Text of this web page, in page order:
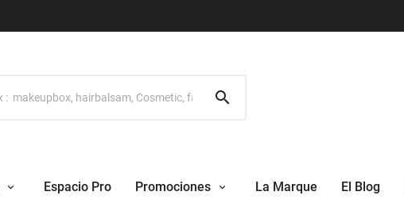

Espacio Pro Promociones La Marque El Blog